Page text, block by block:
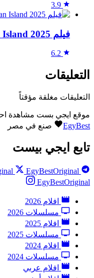
3.9
فيلم Sukkwan Island 2025 مترجم HD
6.2
التعليقات
التعليقات مغلقة مؤقتاً
موقع ايجي بست مشاهدة
EgyBest
صنع في مصر
تابع ايجي بيست
EgyBestOriginal
EgyBestOriginal
افلام 2026
مسلسلات 2026
افلام 2025
مسلسلات 2025
افلام 2024
مسلسلات 2024
افلام عربي